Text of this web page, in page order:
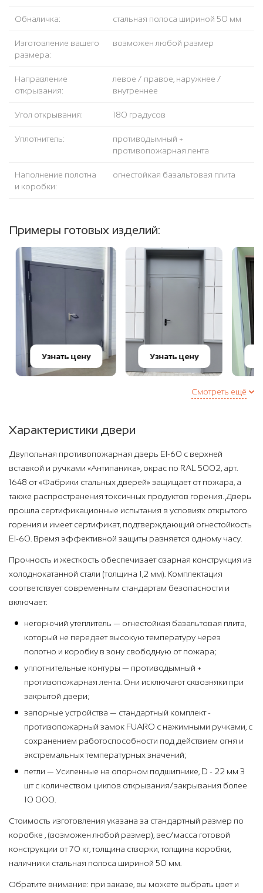
Обналичка: стальная полоса шириной 50 мм
Изготовление вашего
размера:
возможен любой размер
Направление
открывания:
левое / правое, наружнее /
внутреннее
Угол открывания: 180 градусов
Уплотнитель:
противодымный +
противопожарная лента
Наполнение полотна
и коробки:
огнестойкая базальтовая плита
Примеры готовых изделий:
Узнать цену Узнать цену
Смотреть ещё
Характеристики двери
Двупольная противопожарная дверь EI-60 с верхней
вставкой и ручками «Антипаника», окрас по RAL 5002, арт.
1648 от «Фабрики стальных дверей» защищает от пожара, а
также распространения токсичных продуктов горения. Дверь
прошла сертификационные испытания в условиях открытого
горения и имеет сертификат, подтверждающий огнестойкость
EI-60. Время эффективной защиты равняется одному часу.
Прочность и жесткость обеспечивает сварная конструкция из
холоднокатанной стали (толщина 1,2 мм). Комплектация
соответствует современным стандартам безопасности и
включает:
негорючий утеплитель — огнестойкая базальтовая плита,
который не передает высокую температуру через
полотно и коробку в зону свободную от пожара;
уплотнительные контуры — противодымный +
противопожарная лента. Они исключают сквозняки при
закрытой двери;
запорные устройства — стандартный комплект -
противопожарный замок FUARO с нажимными ручками, с
сохранением работоспособности под действием огня и
экстремальных температурных значений;
петли — Усиленные на опорном подшипнике, D - 22 мм 3
шт с количеством циклов открывания/закрывания более
10 000.
Стоимость изготовления указана за стандартный размер по
коробке , (возможен любой размер), вес/масса готовой
конструкции от 70 кг, толщина створки, толщина коробки,
наличники стальная полоса шириной 50 мм.
Обратите внимание: при заказе, вы можете выбрать цвет и